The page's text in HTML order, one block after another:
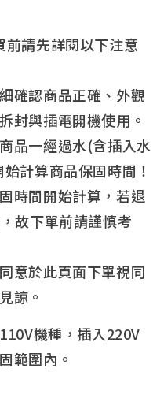
前請先詳閱以下注意
確認商品正確、外觀
封與插電開機使用。
品一經過水(含插入水
計算商品保固時間！
時間開始計算，若退
故下單前請謹慎考
意於此頁面下單視同
諒。
機種，插入220V
範圍內。